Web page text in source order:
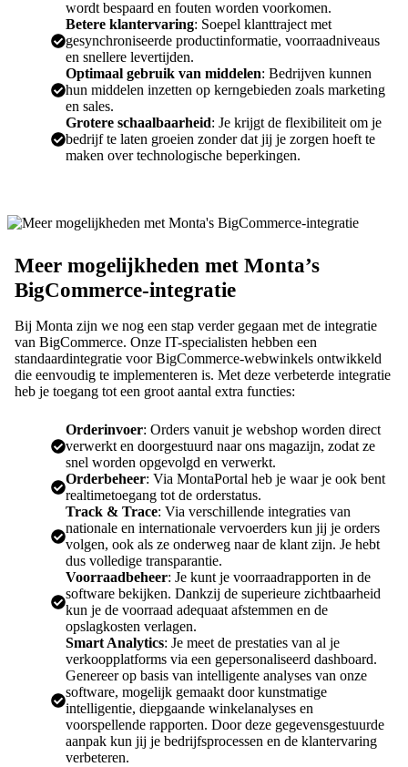
wordt bespaard en fouten worden voorkomen.
Betere klantervaring: Soepel klanttraject met
gesynchroniseerde productinformatie, voorraadniveaus
en snellere levertijden.
Optimaal gebruik van middelen: Bedrijven kunnen
hun middelen inzetten op kerngebieden zoals marketing
en sales.
Grotere schaalbaarheid: Je krijgt de flexibiliteit om je
bedrijf te laten groeien zonder dat jij je zorgen hoeft te
maken over technologische beperkingen.
Meer mogelijkheden met Monta’s
BigCommerce-integratie
Bij Monta zijn we nog een stap verder gegaan met de integratie
van BigCommerce. Onze IT-specialisten hebben een
standaardintegratie voor BigCommerce-webwinkels ontwikkeld
die eenvoudig te implementeren is. Met deze verbeterde integratie
heb je toegang tot een groot aantal extra functies:
Orderinvoer: Orders vanuit je webshop worden direct
verwerkt en doorgestuurd naar ons magazijn, zodat ze
snel worden opgevolgd en verwerkt.
Orderbeheer: Via MontaPortal heb je waar je ook bent
realtimetoegang tot de orderstatus.
Track & Trace: Via verschillende integraties van
nationale en internationale vervoerders kun jij je orders
volgen, ook als ze onderweg naar de klant zijn. Je hebt
dus volledige transparantie.
Voorraadbeheer: Je kunt je voorraadrapporten in de
software bekijken. Dankzij de superieure zichtbaarheid
kun je de voorraad adequaat afstemmen en de
opslagkosten verlagen.
Smart Analytics: Je meet de prestaties van al je
verkoopplatforms via een gepersonaliseerd dashboard.
Genereer op basis van intelligente analyses van onze
software, mogelijk gemaakt door kunstmatige
intelligentie, diepgaande winkelanalyses en
voorspellende rapporten. Door deze gegevensgestuurde
aanpak kun jij je bedrijfsprocessen en de klantervaring
verbeteren.